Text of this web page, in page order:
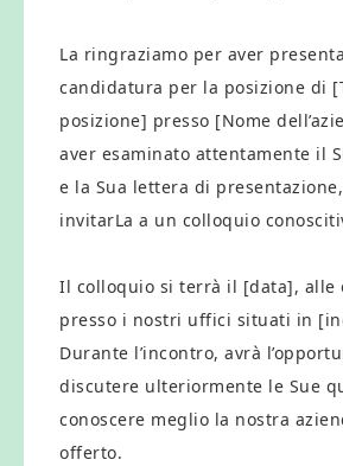
La ringraziamo per aver
candidatura per la posizione di
posizione] presso [Nome
aver esaminato attentamente il
e la Sua lettera di
invitarLa a un colloquio
Il colloquio si terrà il [data], alle
presso i nostri uffici situati in
Durante l’incontro, avrà
discutere ulteriormente le Sue
conoscere meglio la nostra
offerto.